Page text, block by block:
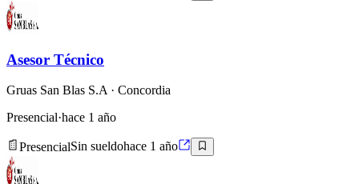
Asesor Técnico
Gruas San Blas S.A · Concordia
Presencial·hace 1 año
PresencialSin sueldohace 1 año